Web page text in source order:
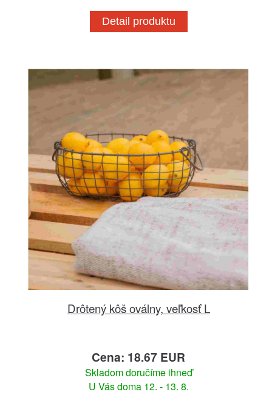
Detail produktu
Drôtený kôš oválny, veľkosť L
Cena: 18.67 EUR
Skladom doručíme ihneď
U Vás doma 12. - 13. 8.